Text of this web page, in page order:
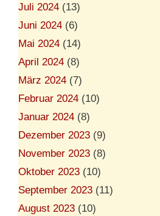
Juli 2024 (13)
Juni 2024 (6)
Mai 2024 (14)
April 2024 (8)
März 2024 (7)
Februar 2024 (10)
Januar 2024 (8)
Dezember 2023 (9)
November 2023 (8)
Oktober 2023 (10)
September 2023 (11)
August 2023 (10)